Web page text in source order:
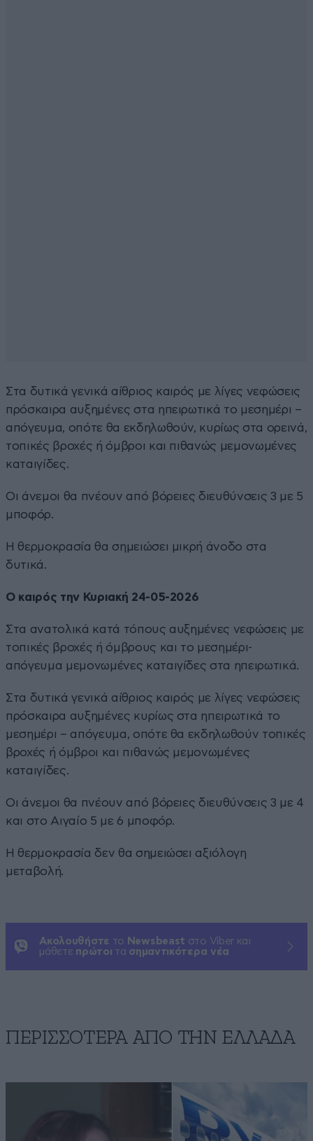
Στα δυτικά γενικά αίθριος καιρός με λίγες νεφώσεις
πρόσκαιρα αυξημένες στα ηπειρωτικά το μεσημέρι –
απόγευμα, οπότε θα εκδηλωθούν, κυρίως στα ορεινά,
τοπικές βροχές ή όμβροι και πιθανώς μεμονωμένες
καταιγίδες.
Οι άνεμοι θα πνέουν από βόρειες διευθύνσεις 3 με 5
μποφόρ.
Η θερμοκρασία θα σημειώσει μικρή άνοδο στα
δυτικά.
Ο καιρός την Κυριακή 24-05-2026
Στα ανατολικά κατά τόπους αυξημένες νεφώσεις με
τοπικές βροχές ή όμβρους και το μεσημέρι-
απόγευμα μεμονωμένες καταιγίδες στα ηπειρωτικά.
Στα δυτικά γενικά αίθριος καιρός με λίγες νεφώσεις
πρόσκαιρα αυξημένες κυρίως στα ηπειρωτικά το
μεσημέρι – απόγευμα, οπότε θα εκδηλωθούν τοπικές
βροχές ή όμβροι και πιθανώς μεμονωμένες
καταιγίδες.
Οι άνεμοι θα πνέουν από βόρειες διευθύνσεις 3 με 4
και στο Αιγαίο 5 με 6 μποφόρ.
Η θερμοκρασία δεν θα σημειώσει αξιόλογη
μεταβολή.
Ακολουθήστε το Newsbeast στο Viber και
μάθετε πρώτοι τα σημαντικότερα νέα
ΠΕΡΙΣΣΟΤΕΡΑ ΑΠΟ ΤΗΝ ΕΛΛΑΔΑ